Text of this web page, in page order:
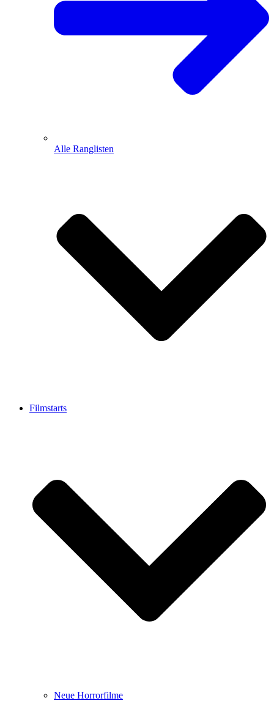
Alle Ranglisten
Filmstarts
Neue Horrorfilme